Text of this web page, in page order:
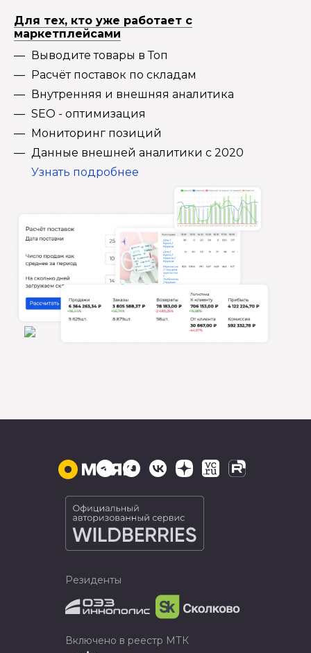
Для тех, кто уже работает с
маркетплейсами
Выводите товары в Топ
Расчёт поставок по складам
Внутренняя и внешняя аналитика
SEO - оптимизация
Мониторинг позиций
Данные внешней аналитики с 2020
Узнать подробнее
Резиденты
Включено в реестр МТК